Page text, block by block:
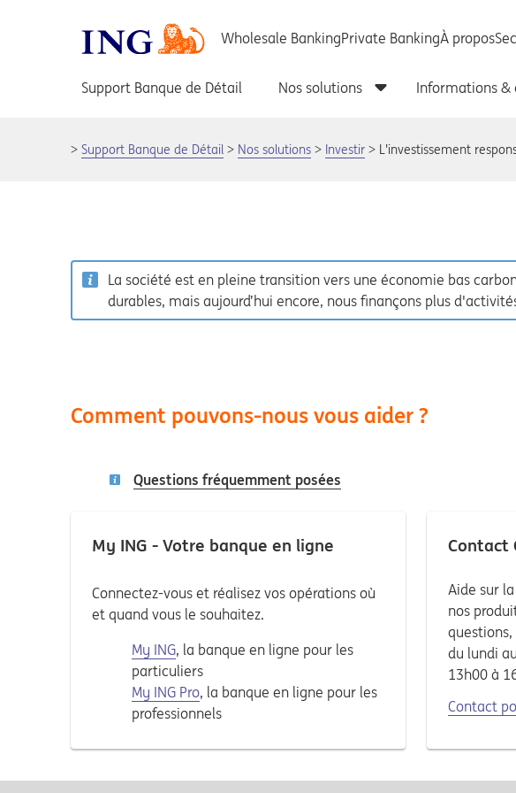
Support Banque de Détail Nos solutions Investir L'investissement
La société est en pleine transition vers une économie bas
durables, mais aujourd’hui encore, nous finançons plus
Comment pouvons-nous vous aider ?
Questions fréquemment posées
My ING - Votre banque en ligne
Connectez-vous et réalisez vos opérations où
et quand vous le souhaitez.
My ING, la banque en ligne pour les
particuliers
My ING Pro, la banque en ligne pour les
professionnels
Contact
Aide sur
nos
questions,
du lundi
13h00 à
Contact